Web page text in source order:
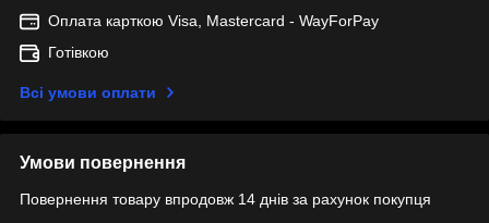
Оплата карткою Visa, Mastercard - WayForPay
Готівкою
Всі умови оплати
Умови повернення
Повернення товару впродовж 14 днів за рахунок покупця